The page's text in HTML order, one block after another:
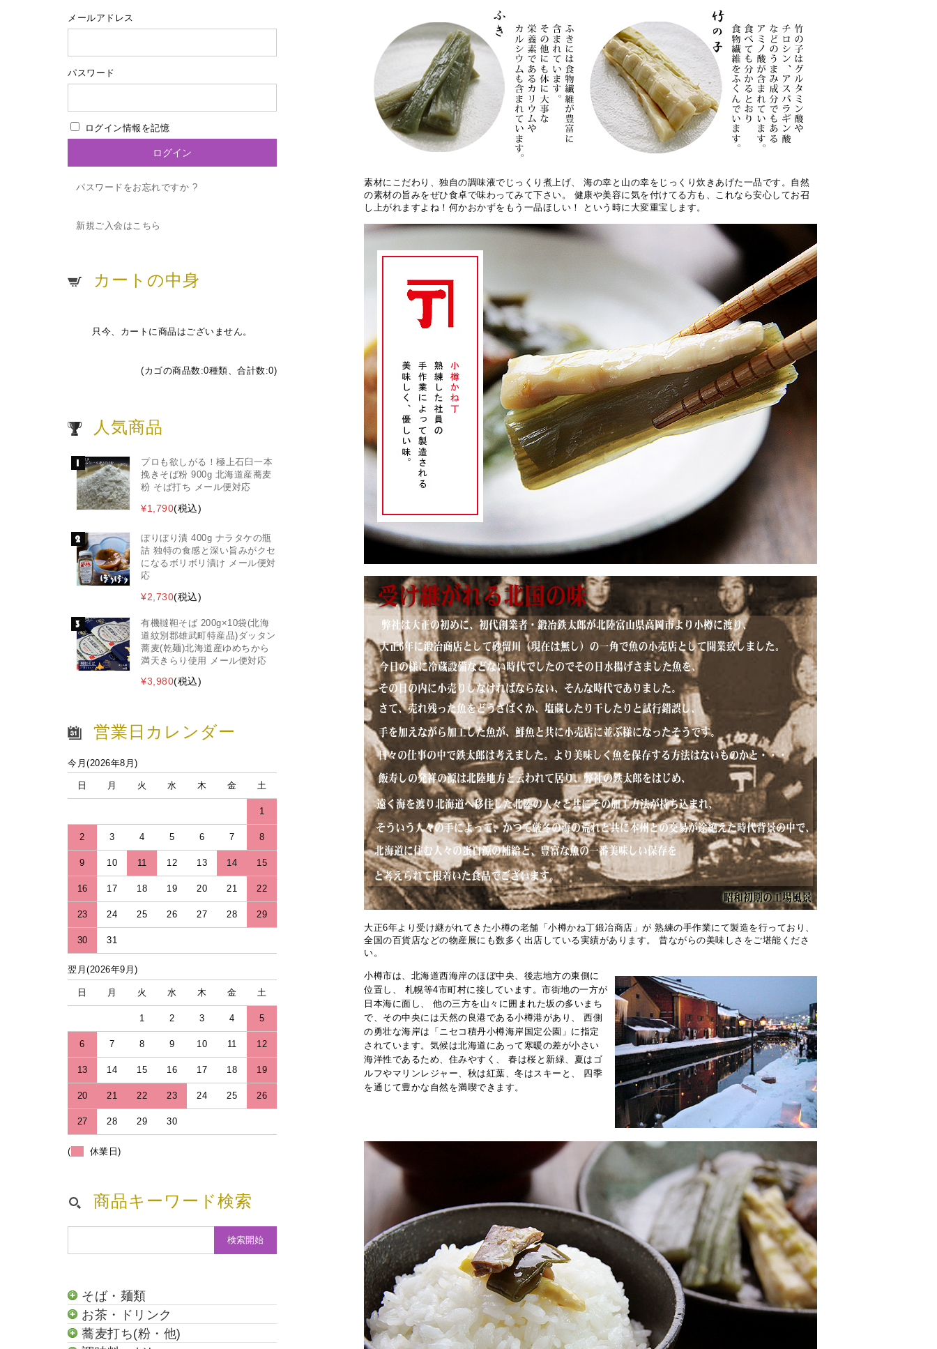
素材にこだわり、独自の調味液でじっくり煮上げ、 海の幸と山の幸をじっくり炊きあげた一品です。自然
の素材の旨みをぜひ食卓で味わってみて下さい。 健康や美容に気を付けてる方も、これなら安心してお召
し上がれますよね！何かおかずをもう一品ほしい！ という時に大変重宝します。
大正6年より受け継がれてきた小樽の老舗「小樽かね丁鍛冶商店」が 熟練の手作業にて製造を行っており、
全国の百貨店などの物産展にも数多く出店している実績があります。 昔ながらの美味しさをご堪能くださ
い。
小樽市は、北海道西海岸のほぼ中央、後志地方の東側に
位置し、 札幌等4市町村に接しています。市街地の一方が
日本海に面し、 他の三方を山々に囲まれた坂の多いまち
で、その中央には天然の良港である小樽港があり、 西側
の勇壮な海岸は「ニセコ積丹小樽海岸国定公園」に指定
されています。気候は北海道にあって寒暖の差が小さい
海洋性であるため、住みやすく、 春は桜と新緑、夏はゴ
ルフやマリンレジャー、秋は紅葉、冬はスキーと、 四季
を通じて豊かな自然を満喫できます。
メールアドレス
パスワード
ログイン情報を記憶
パスワードをお忘れですか ?
新規ご入会はこちら
カートの中身
只今、カートに商品はございません。
(カゴの商品数:0種類、合計数:0)
人気商品
プロも欲しがる！極上石臼一本
挽きそば粉 900g 北海道産蕎麦
粉 そば打ち メール便対応
¥1,790(税込)
ぼりぼり漬 400g ナラタケの瓶
詰 独特の食感と深い旨みがクセ
になるボリボリ漬け メール便対
応
¥2,730(税込)
有機韃靼そば 200g×10袋(北海
道紋別郡雄武町特産品)ダッタン
蕎麦(乾麺)北海道産ゆめちから
満天きらり使用 メール便対応
¥3,980(税込)
営業日カレンダー
今月(2026年8月)
日 月 火 水 木 金 土
1
2 3 4 5 6 7 8
9 10 11 12 13 14 15
16 17 18 19 20 21 22
23 24 25 26 27 28 29
30 31
翌月(2026年9月)
日 月 火 水 木 金 土
1 2 3 4 5
6 7 8 9 10 11 12
13 14 15 16 17 18 19
20 21 22 23 24 25 26
27 28 29 30
( 休業日)
商品キーワード検索
そば・麺類
お茶・ドリンク
蕎麦打ち(粉・他)